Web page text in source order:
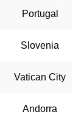
Portugal
Slovenia
Vatican City
Andorra